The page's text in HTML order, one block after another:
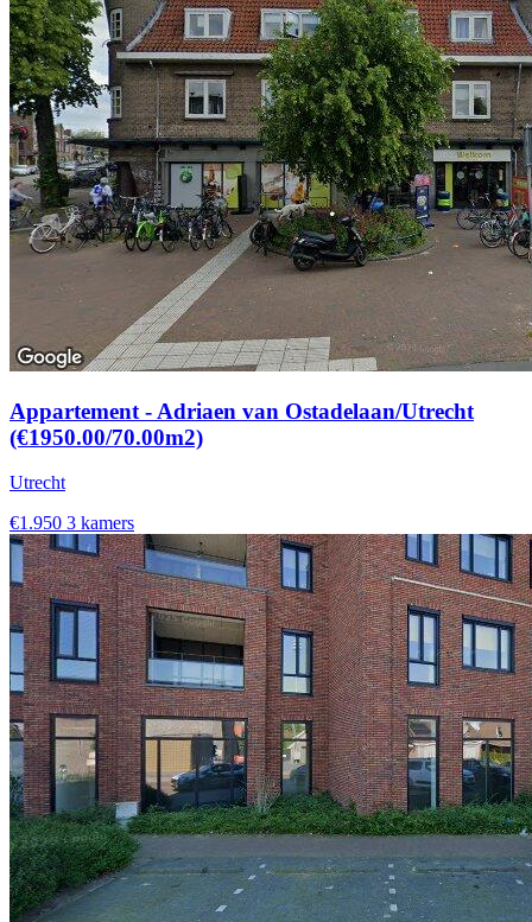
Appartement - Adriaen van Ostadelaan/Utrecht
(€1950.00/70.00m2)
Utrecht
€1.950 3 kamers